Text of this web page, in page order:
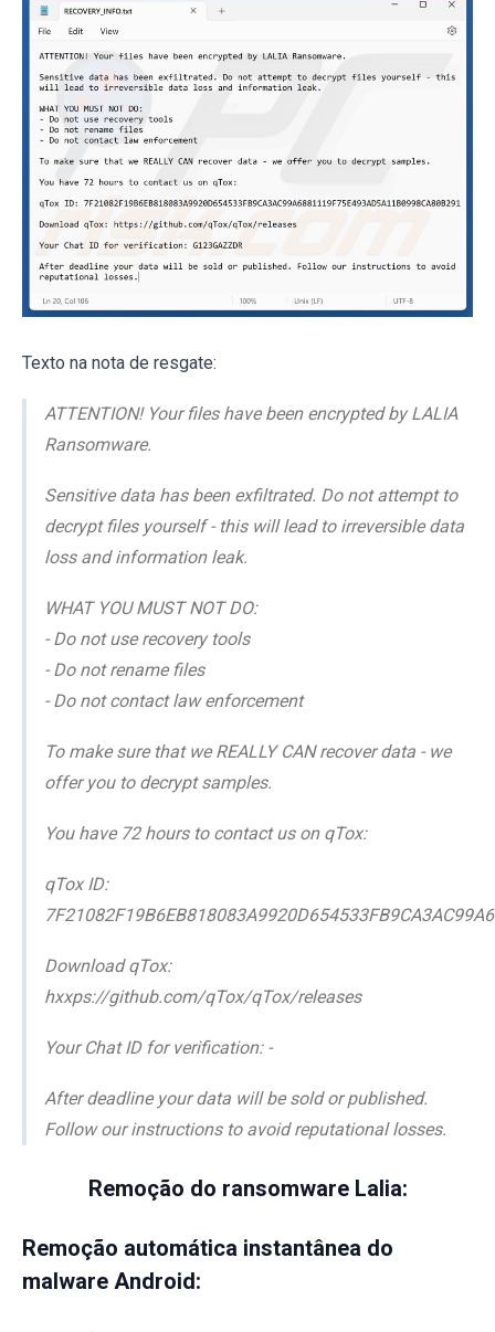
Texto na nota de resgate:
ATTENTION! Your files have been encrypted by LALIA
Ransomware.
Sensitive data has been exfiltrated. Do not attempt to
decrypt files yourself - this will lead to irreversible data
loss and information leak.
WHAT YOU MUST NOT DO:
- Do not use recovery tools
- Do not rename files
- Do not contact law enforcement
To make sure that we REALLY CAN recover data - we
offer you to decrypt samples.
You have 72 hours to contact us on qTox:
qTox ID:
Download qTox:
hxxps://github.com/qTox/qTox/releases
Your Chat ID for verification: -
After deadline your data will be sold or published.
Follow our instructions to avoid reputational losses.
Remoção do ransomware Lalia:
Remoção automática instantânea do
malware Android: